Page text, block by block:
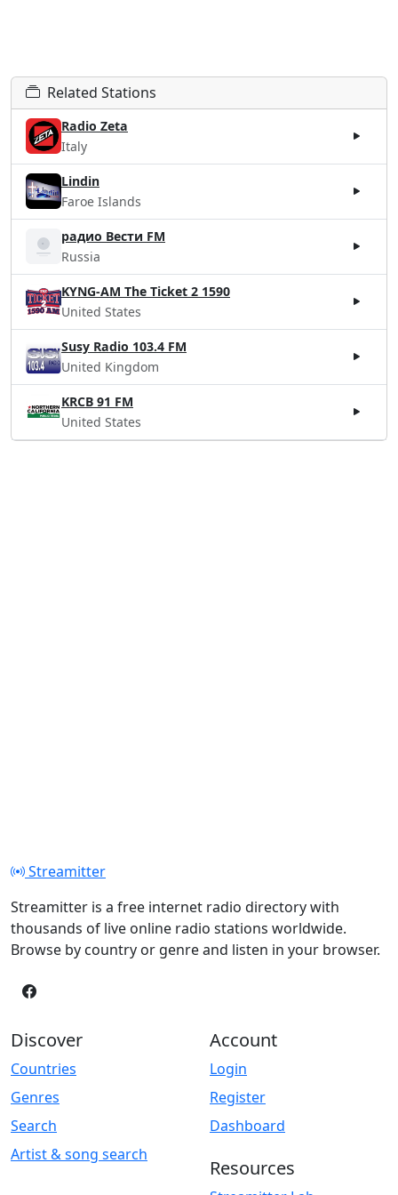
Related Stations
Radio Zeta
Italy
Lindin
Faroe Islands
радио Вести FM
Russia
KYNG-AM The Ticket 2 1590
United States
Susy Radio 103.4 FM
United Kingdom
KRCB 91 FM
United States
Streamitter
Streamitter is a free internet radio directory with
thousands of live online radio stations worldwide.
Browse by country or genre and listen in your browser.
Discover
Countries
Genres
Search
Artist & song search
Account
Login
Register
Dashboard
Resources